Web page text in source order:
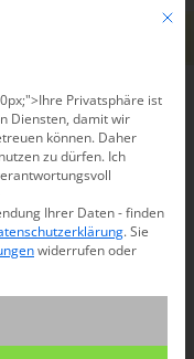
Mit
Privatsphäre ist
Diensten, damit wir
können. Daher
zu dürfen. Ich
Ihrer Daten - finden
.Sie
widerrufen oder